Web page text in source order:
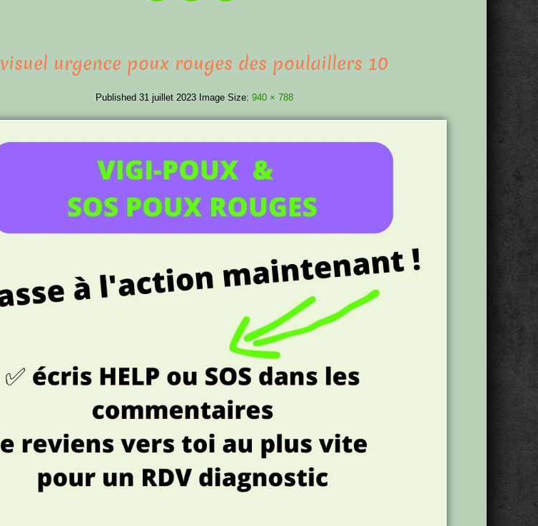
visuel urgence poux rouges des poulaillers 10
Published 31 juillet 2023 Image Size: 940 × 788